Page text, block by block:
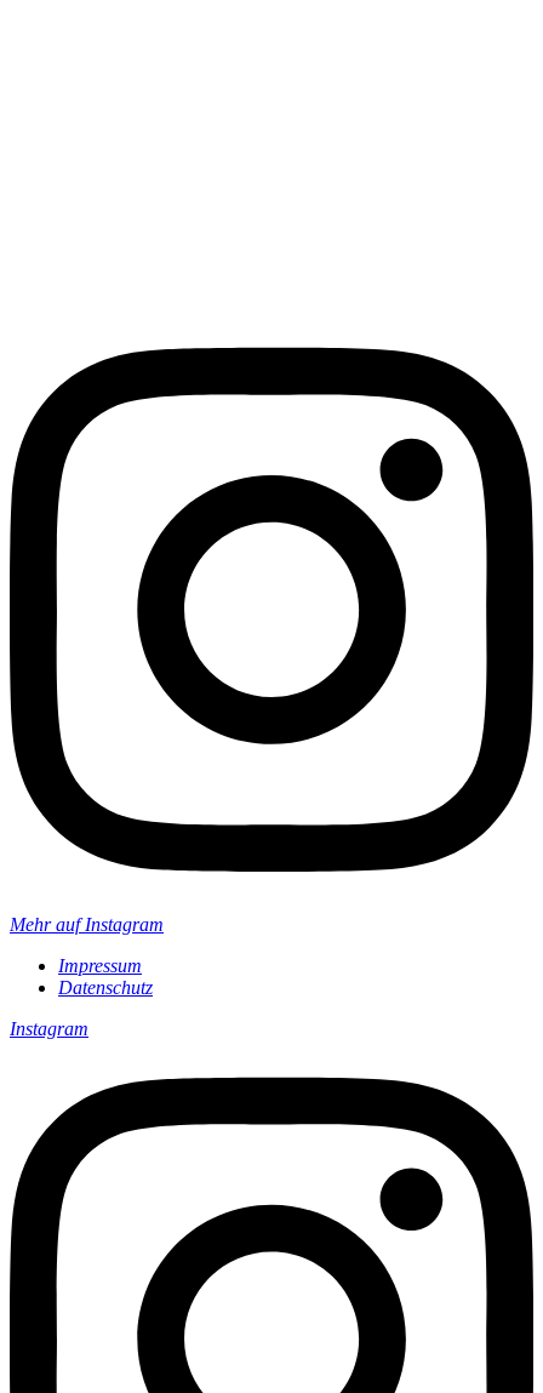
Mehr auf Instagram
Impressum
Datenschutz
Instagram